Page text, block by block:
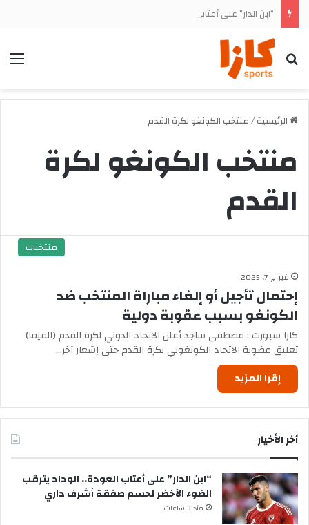
بحث
الرئيسية/منتخب الكونغو لكرة القدم
منتخب الكونغو لكرة
القدم
منتخبات
فبراير 7, 2025
إحتمال تأجيل أو إلغاء مباراة المنتخب ضد
الكونغو بسبب عقوبة دولية
كازا سبورت : مصطفى ساجد أعلن الاتحاد الدولي لكرة القدم (الفيفا)
تعليق عضوية الاتحاد الكونغولي لكرة القدم حتى إشعار آخر…
إقرا المزيد
أخر الأخيار
“ابن الدار” على أعتاب العودة.. الوداد يترقب
الضوء الأخضر لحسم صفقة أشرف داري
مند 3 ساعات